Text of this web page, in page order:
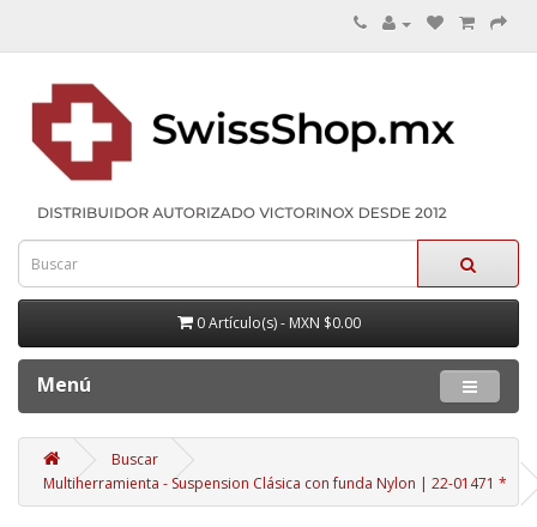
0 Artículo(s) - MXN $0.00
Menú
Buscar
Multiherramienta - Suspension Clásica con funda Nylon | 22-01471 *